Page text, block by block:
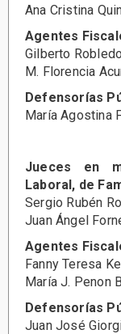
Ana Cristina
Agentes
Gilberto
M. Florencia
Defensorías
María Agostina
Jueces en
Laboral, de
Sergio Rubén
Juan Ángel
Agentes
Fanny Teresa
María J. Penon
Defensorías
Juan José